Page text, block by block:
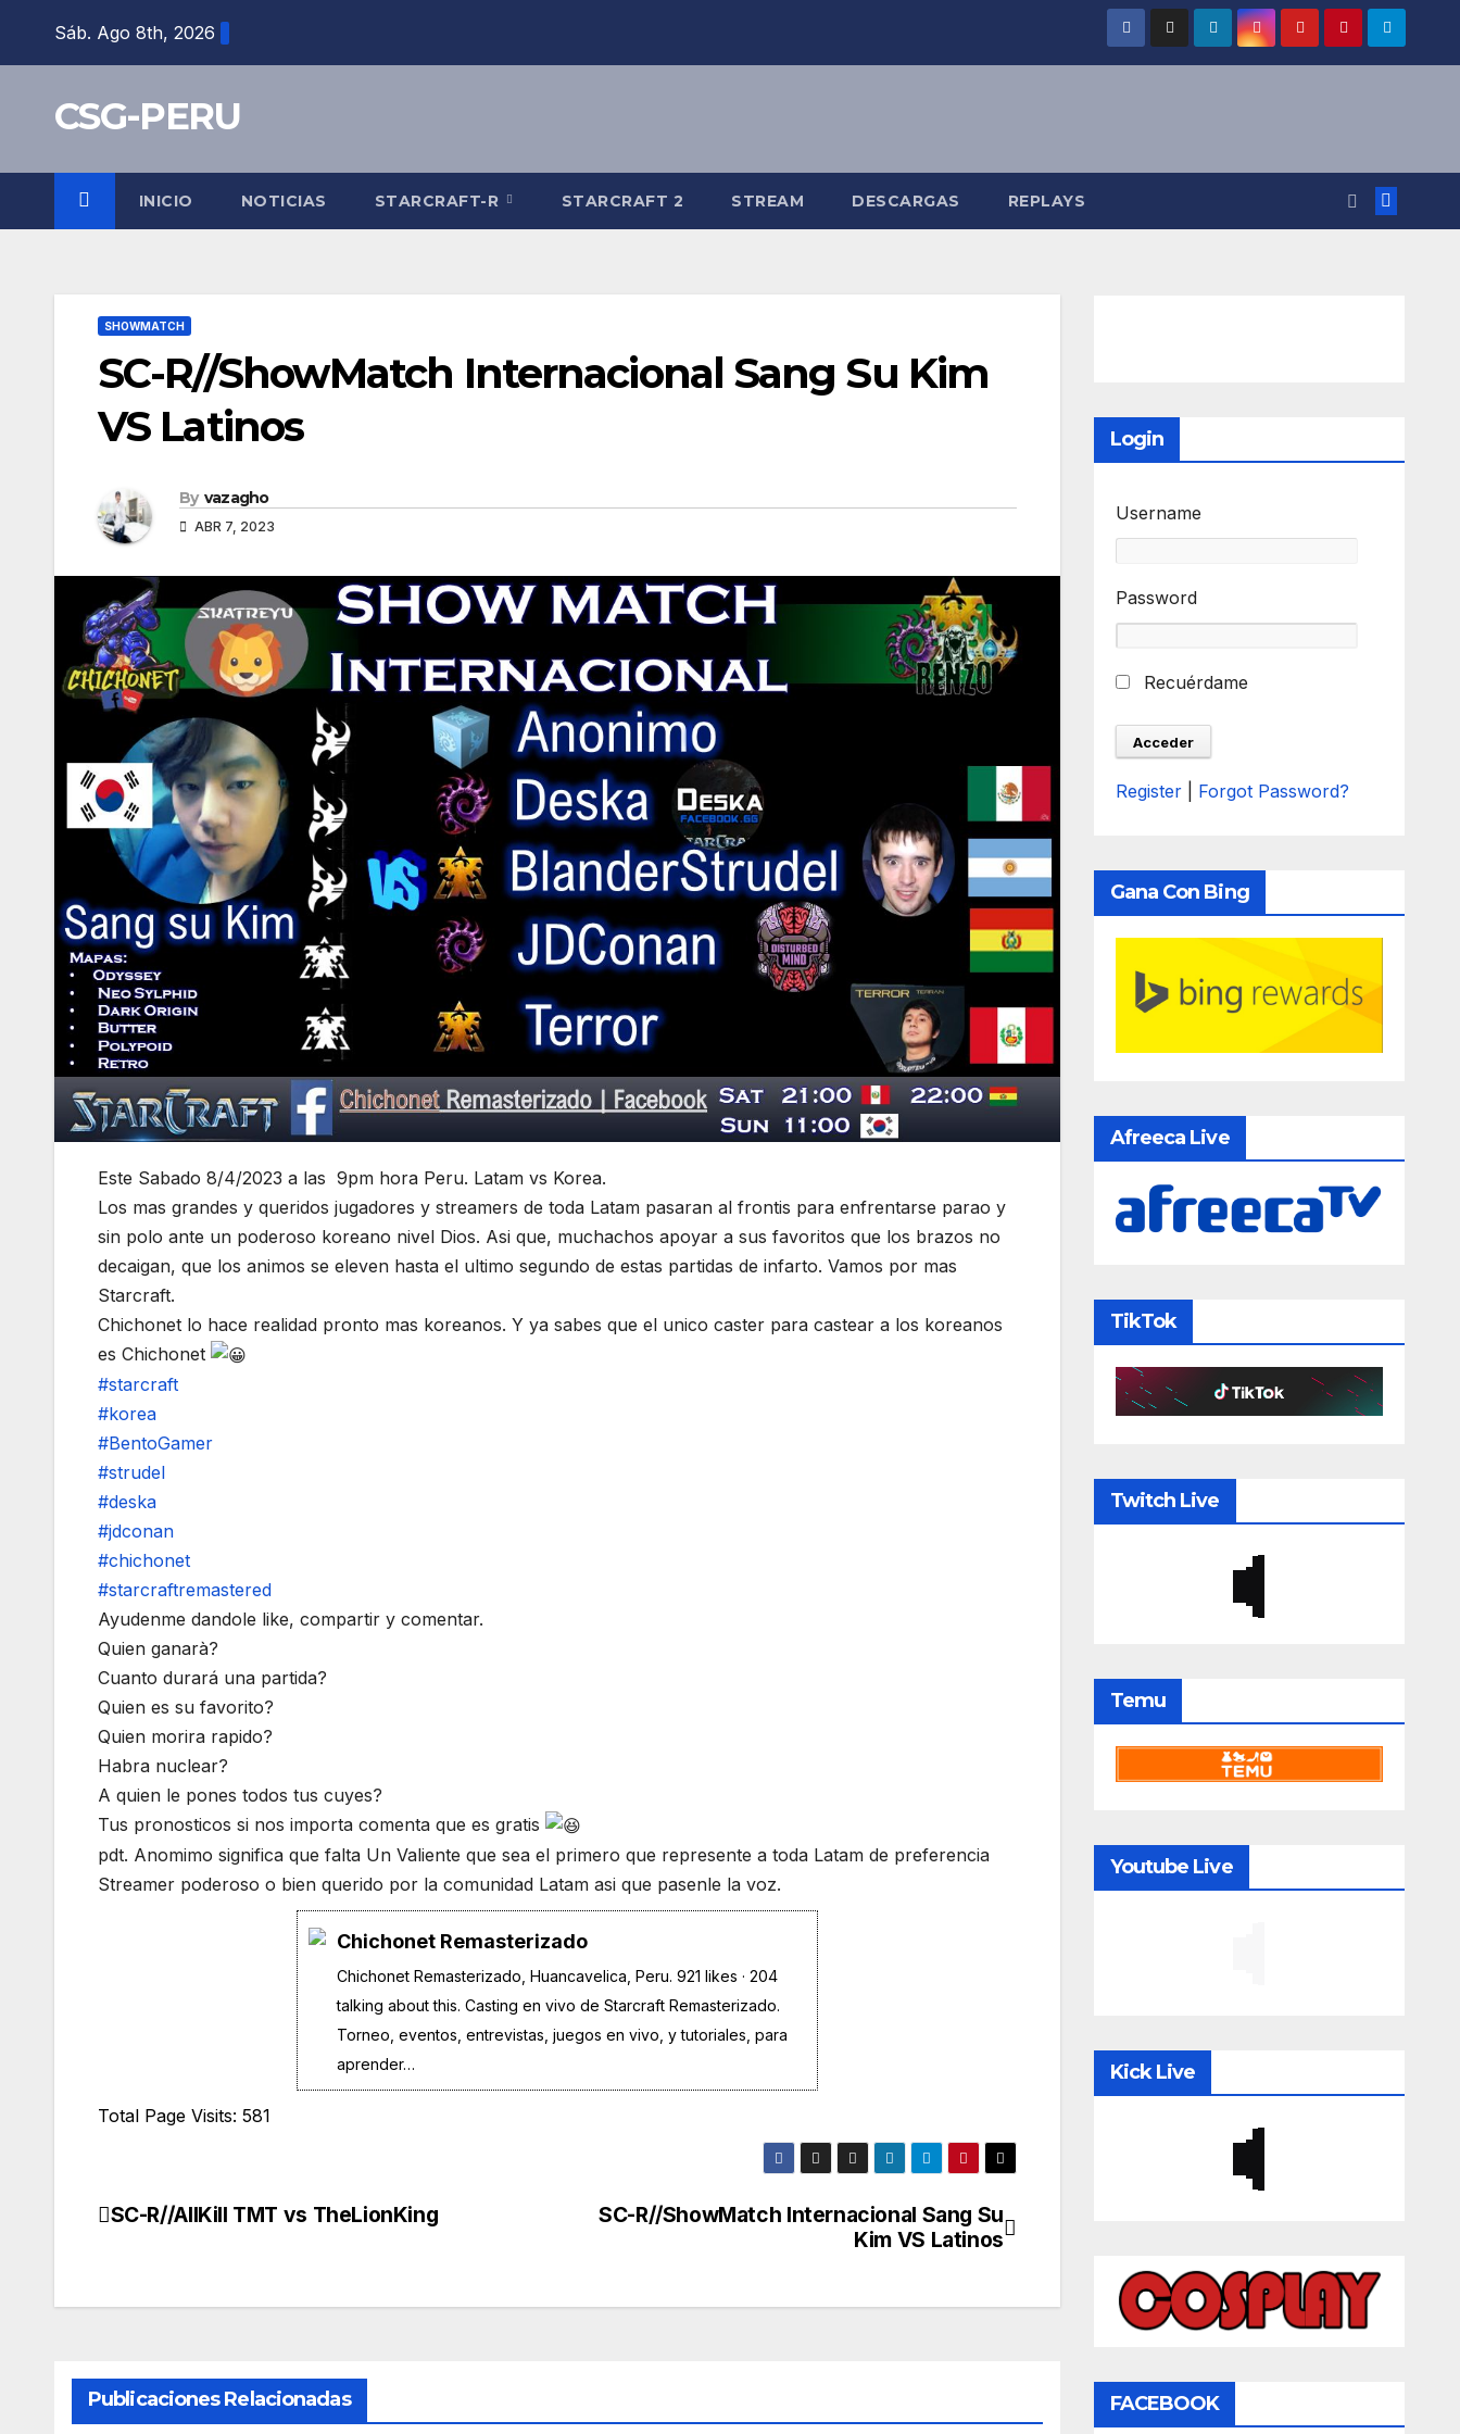
Sáb. Ago 8th, 2026
CSG-PERU
INICIO NOTICIAS STARCRAFT-R STARCRAFT 2 STREAM DESCARGAS REPLAYS
SHOWMATCH
SC-R//ShowMatch Internacional Sang Su Kim
VS Latinos
By vazagho
ABR 7, 2023
Este Sabado 8/4/2023 a las 9pm hora Peru. Latam vs Korea.
Los mas grandes y queridos jugadores y streamers de toda Latam pasaran al frontis para enfrentarse parao y
sin polo ante un poderoso koreano nivel Dios. Asi que, muchachos apoyar a sus favoritos que los brazos no
decaigan, que los animos se eleven hasta el ultimo segundo de estas partidas de infarto. Vamos por mas
Starcraft.
Chichonet lo hace realidad pronto mas koreanos. Y ya sabes que el unico caster para castear a los koreanos
es Chichonet
#starcraft
#korea
#BentoGamer
#strudel
#deska
#jdconan
#chichonet
#starcraftremastered
Ayudenme dandole like, compartir y comentar.
Quien ganarà?
Cuanto durará una partida?
Quien es su favorito?
Quien morira rapido?
Habra nuclear?
A quien le pones todos tus cuyes?
Tus pronosticos si nos importa comenta que es gratis
pdt. Anomimo significa que falta Un Valiente que sea el primero que represente a toda Latam de preferencia
Streamer poderoso o bien querido por la comunidad Latam asi que pasenle la voz.
Chichonet Remasterizado
Chichonet Remasterizado, Huancavelica, Peru. 921 likes · 204
talking about this. Casting en vivo de Starcraft Remasterizado.
Torneo, eventos, entrevistas, juegos en vivo, y tutoriales, para
aprender…
Total Page Visits: 581
Navegación
entradas
SC-R//ShowMatch Internacional Sang Su
Kim VS Latinos
SC-R//AllKill TMT vs TheLionKing
Publicaciones Relacionadas
Login
Username
Password
Recuérdame
Register Forgot Password?
Gana Con Bing
Afreeca Live
TikTok
Twitch Live
Temu
Youtube Live
Kick Live
FACEBOOK